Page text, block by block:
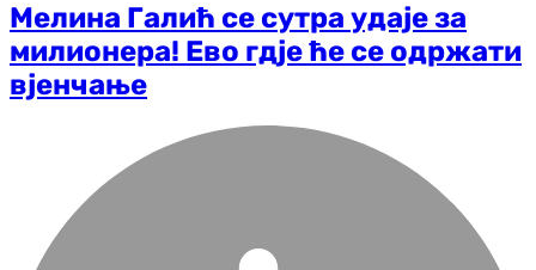
Мелина Галић се сутра удаје за
милионера! Ево гдје ће се одржати
вјенчање